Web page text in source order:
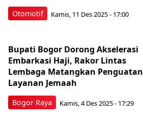
Otomotif Kamis, 11 Des 2025 - 17:00
Bogor Raya
Bupati Bogor Dorong Akselerasi
Embarkasi Haji, Rakor Lintas
Lembaga Matangkan Penguatan
Layanan Jemaah
Kamis, 4 Des 2025 - 17:29